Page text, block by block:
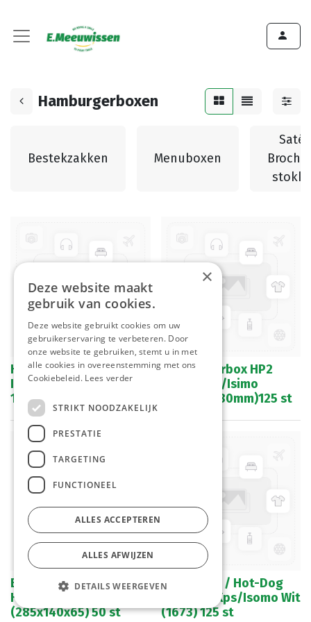
Hamburgerboxen
Bestekzakken Menuboxen
Saté
Hamburgerbox Groot
Isomo Cream IP 6 (1659)
125 st
Hamburgerbox HP2
(1675) Xps/Isimo
(185x155x80mm)125 st
Baguette Box Take
Home 1677 Champagne
(285x140x65) 50 st
Rib Burger / Hot-Dog
Box Re-8 Xps/Isomo Wit
(1673) 125 st
×
Deze website maakt
gebruik van cookies.
Deze website gebruikt cookies om uw
gebruikerservaring te verbeteren. Door
onze website te gebruiken, stemt u in met
alle cookies in overeenstemming met ons
Cookiebeleid. Lees verder
STRIKT NOODZAKELIJK
PRESTATIE
TARGETING
FUNCTIONEEL
ALLES ACCEPTEREN
ALLES AFWIJZEN
DETAILS WEERGEVEN